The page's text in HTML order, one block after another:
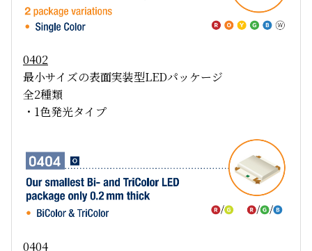
0402
最小サイズの表面実装型LEDパッケージ
全2種類
・1色発光タイプ
0404